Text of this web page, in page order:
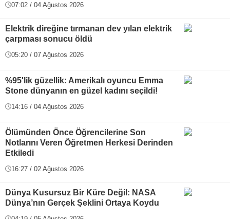
07:02 / 04 Ağustos 2026
Elektrik direğine tırmanan dev yılan elektrik
çarpması sonucu öldü
05:20 / 07 Ağustos 2026
%95'lik güzellik: Amerikalı oyuncu Emma
Stone dünyanın en güzel kadını seçildi!
14:16 / 04 Ağustos 2026
Ölümünden Önce Öğrencilerine Son
Notlarını Veren Öğretmen Herkesi Derinden
Etkiledi
16:27 / 02 Ağustos 2026
Dünya Kusursuz Bir Küre Değil: NASA
Dünya’nın Gerçek Şeklini Ortaya Koydu